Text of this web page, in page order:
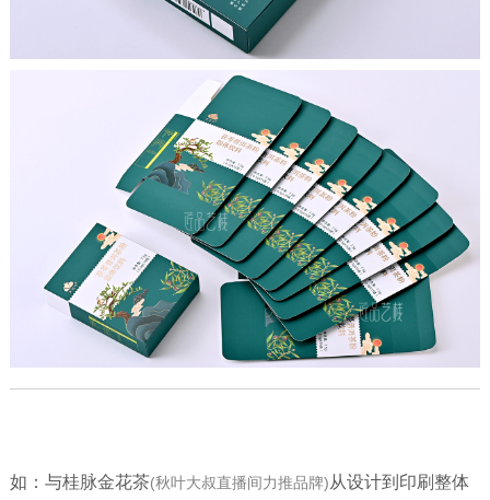
如：与桂脉金花茶(秋叶大叔直播间力推品牌)从设计到印刷整体